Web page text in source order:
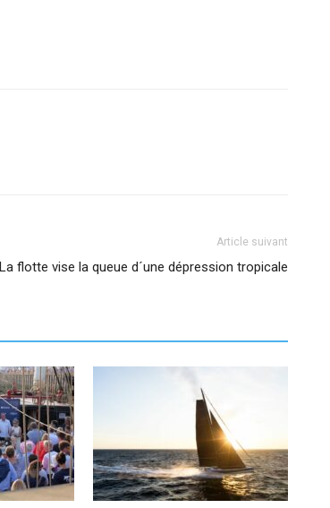
Article suivant
La flotte vise la queue d´une dépression tropicale